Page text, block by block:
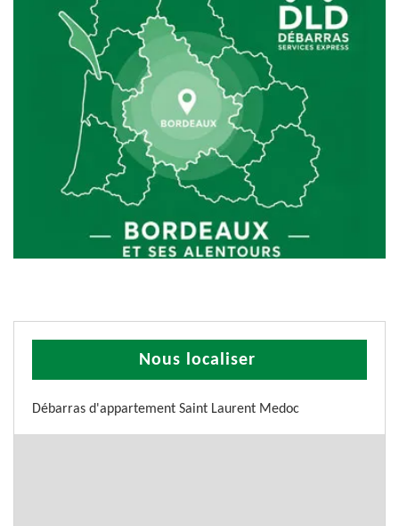
Nous localiser
Débarras d'appartement Saint Laurent Medoc